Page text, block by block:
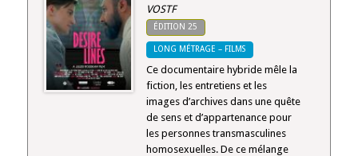
VOSTF
ÉDITION 25
LONG MÉTRAGE – FILMS
Ce documentaire hybride mêle la
fiction, les entretiens et les
images d’archives dans une quête
de sens et d’appartenance pour
les personnes transmasculines
homosexuelles. De ce mélange